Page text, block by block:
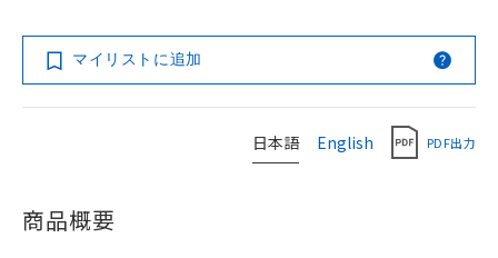
マイリストに追加
日本語 English PDF出力
商品概要